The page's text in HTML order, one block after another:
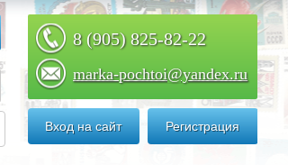
8 (905) 825-82-22
marka-pochtoi@yandex.ru
Вход на сайт Регистрация